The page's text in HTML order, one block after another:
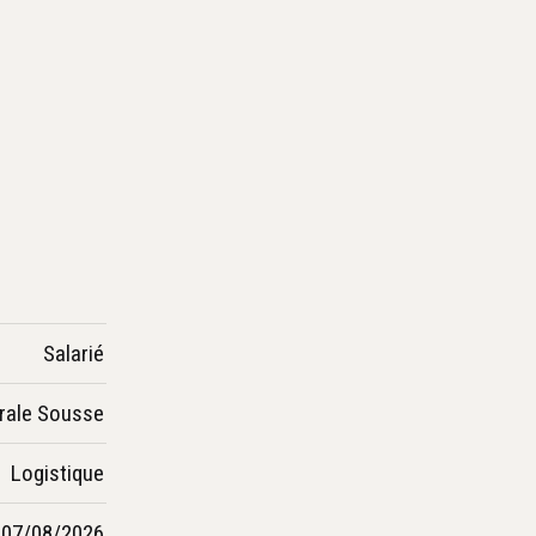
Salarié
Sousse
Logistique